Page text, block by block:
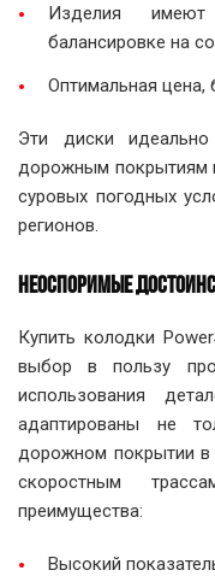
Изделия
балансировке на
Оптимальная цена,
Эти диски
дорожным покрытиям
суровых погодных
регионов.
НЕОСПОРИМЫЕ
Купить колодки
выбор в пользу
использования
адаптированы не
дорожном покрытии в
скоростным
преимущества:
Высокий